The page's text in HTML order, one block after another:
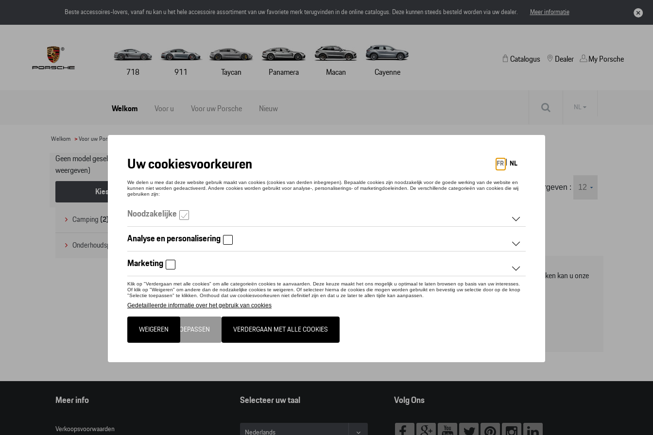
Beste accessoires-lovers, vanaf nu kan u het hele accessoire assortiment van uw favoriete merk terugvinden in de online catalogus. Deze kunnen steeds besteld worden via uw dealer. Meer informatie
718 911 Taycan Panamera Macan Cayenne
Catalogus
Welkom Voor u Voor uw Porsche Nieuw
Dealer My Porsche
NL
Welkom >Voor uw Porsche
Geen model geselecteerd (Alles
weergeven)
Kies een model
Camping (2)
Onderhoudsproducten (1)
Miniaturen
Weergeven :
Deze online shop biedt u enkel een selectie uit ons Tequipment accessoire gamma, om het volledige gamma te ontdekken kan u onze
Tequipment accessoire zoeker raadplegen.
Opgelet, door op deze link te klikken verlaat u de online shop en kan u dus geen artikels online bestellen.
Catalogus Porsche
Meer info
Verkoopsvoorwaarden
Selecteer uw taal
Nederlands
Volg Ons